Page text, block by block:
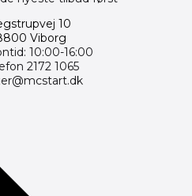
10
Viborg
10:00-16:00
2172 1065